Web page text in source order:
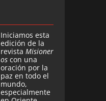
Iniciamos esta
edición de la
revista Misioner
os con una
oración por la
paz en todo el
mundo,
especialmente